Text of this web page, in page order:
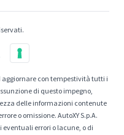
aggiornare con tempestività tutti i
di questo impegno,
delle informazioni contenute
o omissione. AutoXY S.p.A.
eventuali errori o lacune, o di